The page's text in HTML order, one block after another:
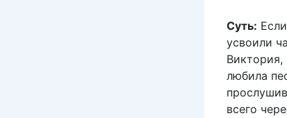
Суть:
усвоили
любила
всего